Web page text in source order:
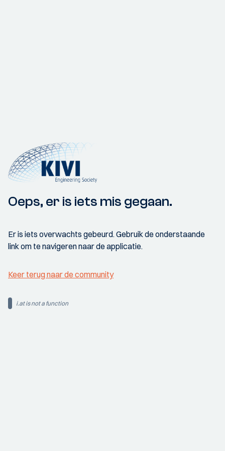
Oeps, er is iets mis gegaan.
Er is iets overwachts gebeurd. Gebruik de onderstaande
link om te navigeren naar de applicatie.
Keer terug naar de community
i.at is not a function